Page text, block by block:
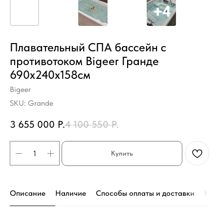
Плавательный СПА бассейн с
противотоком Bigeer Гранде
690x240x158см
Bigeer
SKU: Grande
3 655 000 Р.4 100 550 Р.
Купить
Описание Наличие Способы оплаты и доставки